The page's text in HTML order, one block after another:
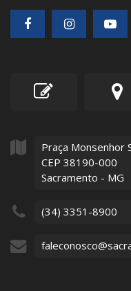
Praça Monsenhor
CEP 38190-000
Sacramento - MG
(34) 3351-8900